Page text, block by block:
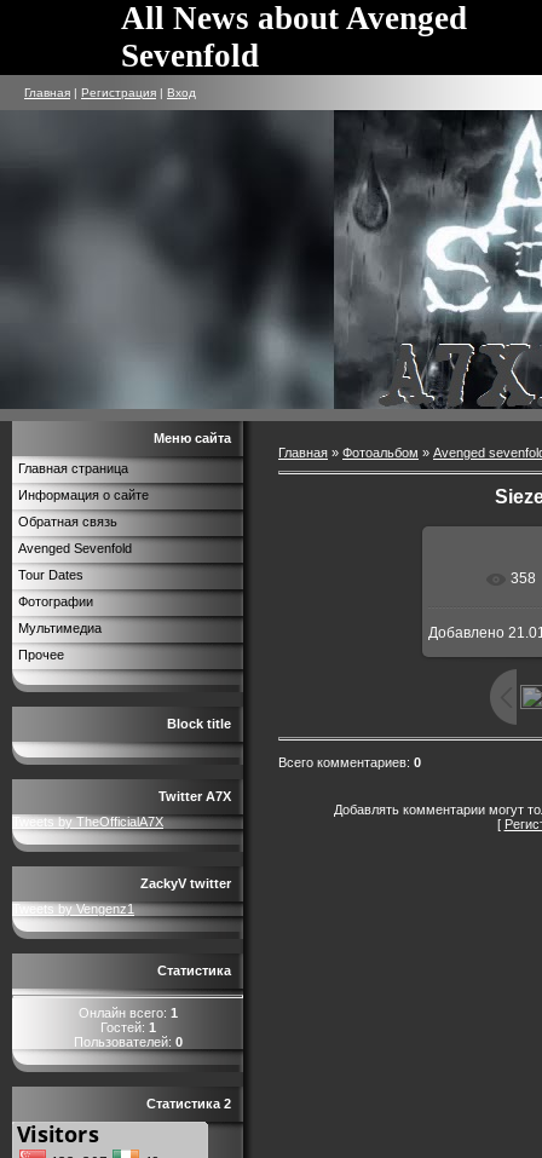
All News about Avenged
Sevenfold
Главная | Регистрация | Вход
Меню сайта
Главная страница
Информация о сайте
Обратная связь
Avenged Sevenfold
Tour Dates
Фотографии
Мультимедиа
Прочее
Block title
Twitter A7X
Tweets by TheOfficialA7X
ZackyV twitter
Tweets by Vengenz1
Статистика
Онлайн всего: 1
Гостей: 1
Пользователей: 0
Статистика 2
Главная » Фотоальбом » Avenged
358
Добавлено
Всего комментариев: 0
Добавлять комментарии могут
[